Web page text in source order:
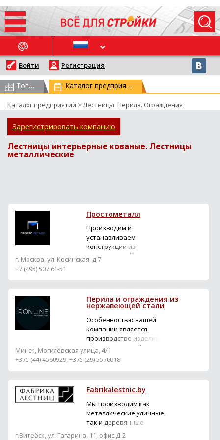
НОВОСТИ
Войти Регистрация
Товарный каталог (всего 62959)Каталог предприятий (всего 29771)
Каталог предприятий > Лестницы. Перила. Ограждения
Зарегистрировать компанию
Лестницы интерьерные кованые. Лестницы
металлические
Простометалл
Производим и
устанавливаем
конструкции из
нержавеющей стали в
Москве на заказ.
конструкции.
Изготавливаем навесы
из поликарбоната.
Предлагаем услуги по
отделке помещений в
Москве. Скидки для
постоянных клиентов.
г. Москва, ул. Косинская, д.7
+7 (495) 507 61-51
Перила и ограждения из
нержавеющей стали
Особенностью нашей
компании является
производство изделий
из нержавеющей и
обычной, таких как,
Минск, Могилёвская улица, 4/1
+375 (44) 4560929, +375 (29) 5576018
Fabrikalestnic.by
Мы производим как
металлические уличные,
так и деревянные
внутренние лестницы на
г.Витебск, ул. Гагарина, 11, офис Д-2